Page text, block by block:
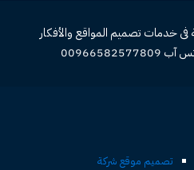
خدمات تصميم المواقع والأفكار
تصميم موقع شركة